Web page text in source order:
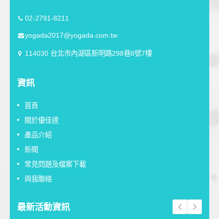
02-2791-8211
yogada2017@yogada.com.tw
114030 台北市內湖區新明路298巷8號7樓
資訊
首頁
關於優佳達
產品介紹
新聞
常見問題及檔案下載
與我聯絡
最新活動資訊